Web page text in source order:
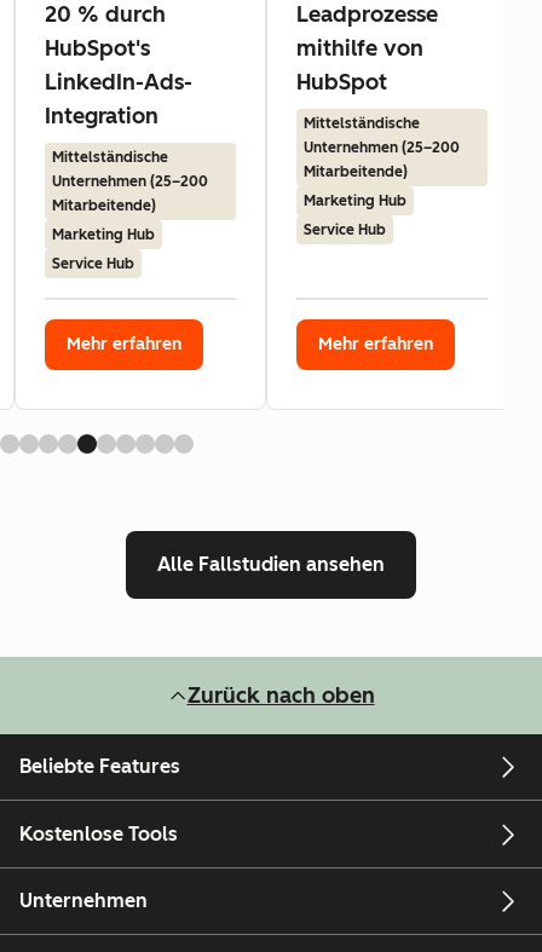
20 % durch
HubSpot's
LinkedIn-Ads-
Integration
Mittelständische
Unternehmen (25–200
Mitarbeitende)
Marketing Hub
Service Hub
Mehr erfahren
Leadprozesse
mithilfe von
HubSpot
Mittelständische
Unternehmen (25–200
Mitarbeitende)
Marketing Hub
Service Hub
Mehr erfahren
Alle Fallstudien ansehen
Zurück nach oben
Beliebte Features
Kostenlose Tools
Unternehmen